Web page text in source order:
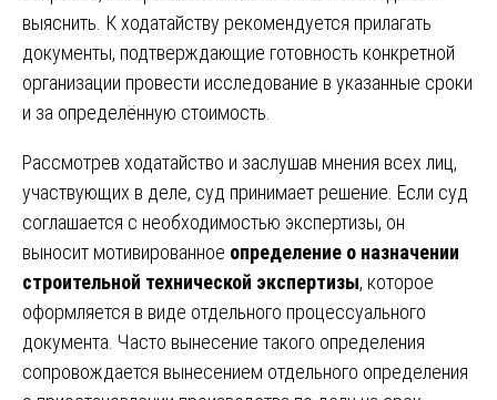
выяснить. К ходатайству рекомендуется прилагать
документы, подтверждающие готовность конкретной
организации провести исследование в указанные сроки
и за определённую стоимость.
Рассмотрев ходатайство и заслушав мнения всех лиц,
участвующих в деле, суд принимает решение. Если суд
соглашается с необходимостью экспертизы, он
выносит мотивированное определение о назначении
строительной технической экспертизы, которое
оформляется в виде отдельного процессуального
документа. Часто вынесение такого определения
сопровождается вынесением отдельного определения